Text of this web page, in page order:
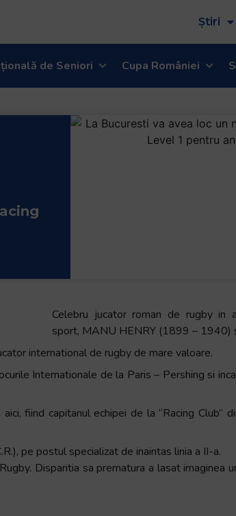
Știri
de Seniori Cupa României
Celebru jucator roman de rugby in
sport, MANU HENRY (1899 – 1940)
international de rugby de mare valoare.
Internationale de la Paris – Pershing si
fiind capitanul echipei de la “Racing Club”
pe postul specializat de inaintas linia a II-a.
Disparitia sa prematura a lasat imaginea